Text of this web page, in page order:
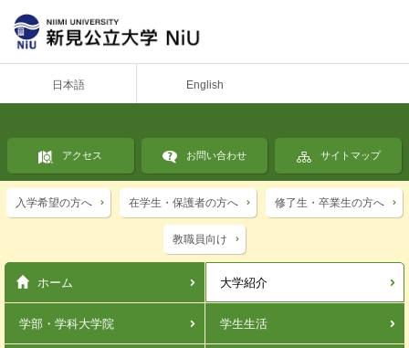
日本語 English
アクセス お問い合わせ サイトマップ
入学希望の方へ 在学生・保護者の方へ 修了生・卒業生の方へ
教職員向け
ホーム 大学紹介
学部・学科大学院 学生生活